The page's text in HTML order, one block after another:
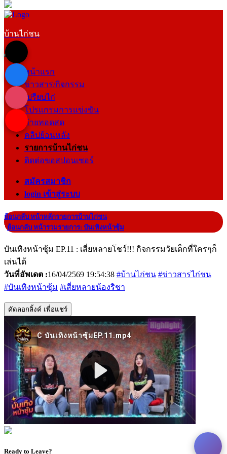
บ้านไก่ชน
หน้าแรก
ข่าวสาร/กิจกรรม
เปรียบไก่
โปรแกรมการแข่งขัน
ถ่ายทอดสด
คลิปย้อนหลัง
รายการบ้านไก่ชน
ติดต่อขอสปอนเซอร์
สมัครสมาชิก
login เข้าสู่ระบบ
ย้อนกลับ หน้าหลักรายการบ้านไก่ชน
|ย้อนกลับ หน้ารวมรายการ: บันเทิงหน้าซุ้ม
บันเทิงหน้าซุ้ม EP.11 : เสี่ยหลายโชว์!!! กิจกรรมวัยเด็กที่ใครๆก็
เล่นได้
วันที่อัพเดต :16/04/2569 19:54:38 #บ้านไก่ชน #ข่าวสารไก่ชน
#บันเทิงหน้าซุ้ม #เสี่ยหลายน้องริชา
คัดลอกลิ้งค์ เพื่อแชร์
Ready to Leave?